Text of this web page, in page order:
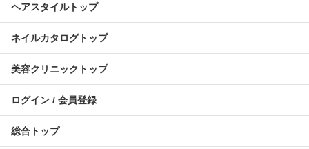
ヘアスタイルトップ
ネイルカタログトップ
美容クリニックトップ
ログイン / 会員登録
総合トップ